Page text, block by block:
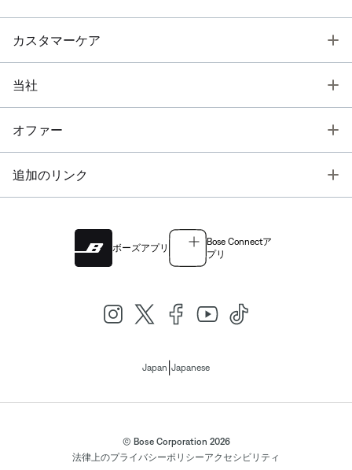
カスタマーケア
当社
オファー
追加のリンク
ボーズアプリ
Bose Connectア
プリ
Japan Japanese
© Bose Corporation 2026
法律上のプライバシーポリシーアクセシビリティ